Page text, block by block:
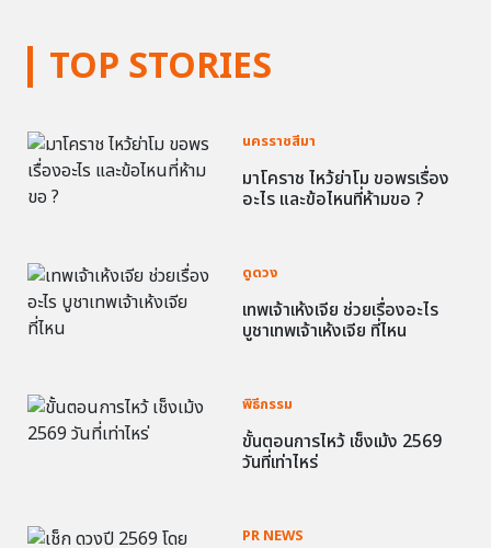
TOP STORIES
นครราชสีมา
มาโคราช ไหว้ย่าโม ขอพรเรื่อง
อะไร และข้อไหนที่ห้ามขอ ?
ดูดวง
เทพเจ้าเห้งเจีย ช่วยเรื่องอะไร
บูชาเทพเจ้าเห้งเจีย ที่ไหน
พิธีกรรม
ขั้นตอนการไหว้ เช็งเม้ง 2569
วันที่เท่าไหร่
PR NEWS